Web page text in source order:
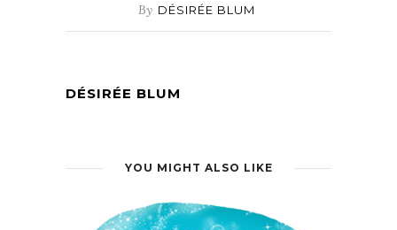
By DÉSIRÉE BLUM
DÉSIRÉE BLUM
YOU MIGHT ALSO LIKE